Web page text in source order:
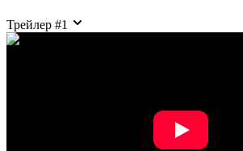
Трейлер #1